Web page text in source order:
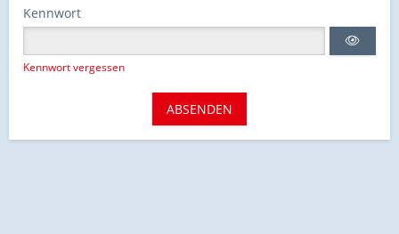
Kennwort
Kennwort vergessen